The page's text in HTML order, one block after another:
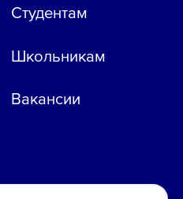
Студентам
Школьникам
Вакансии